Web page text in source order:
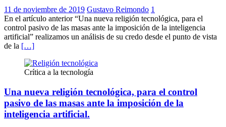
11 de noviembre de 2019 Gustavo Reimondo 1
En el artículo anterior “Una nueva religión tecnológica, para el
control pasivo de las masas ante la imposición de la inteligencia
artificial” realizamos un análisis de su credo desde el punto de vista
de la […]
Crítica a la tecnología
Una nueva religión tecnológica, para el control
pasivo de las masas ante la imposición de la
inteligencia artificial.